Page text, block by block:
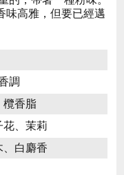
味高雅，但要已經邁
調
欖香脂
花、茉莉
、白麝香